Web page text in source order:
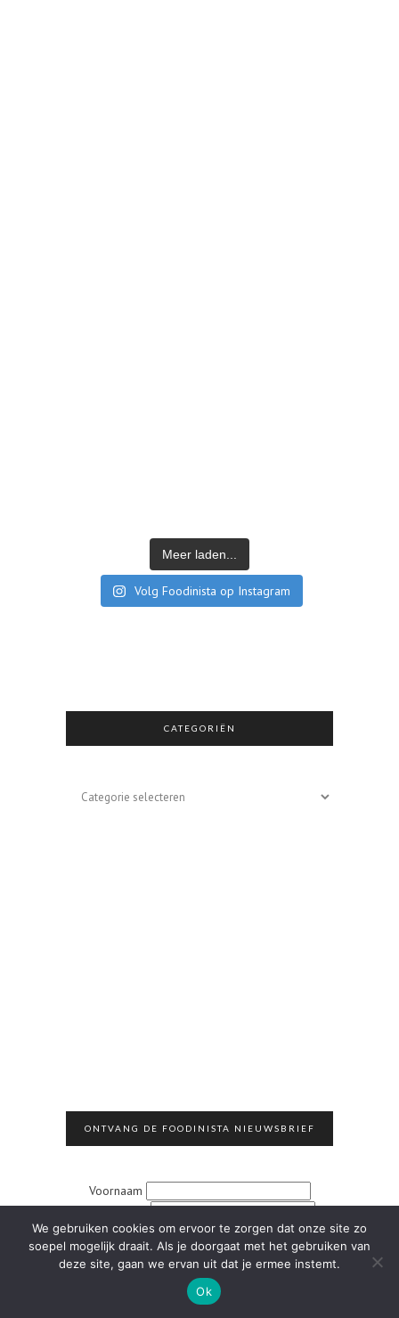
Meer laden...
Volg Foodinista op Instagram
CATEGORIËN
Categoriën
ONTVANG DE FOODINISTA NIEUWSBRIEF
Voornaam
Achternaam
Email address:
We gebruiken cookies om ervoor te zorgen dat onze site zo
soepel mogelijk draait. Als je doorgaat met het gebruiken van
deze site, gaan we ervan uit dat je ermee instemt.
Ok